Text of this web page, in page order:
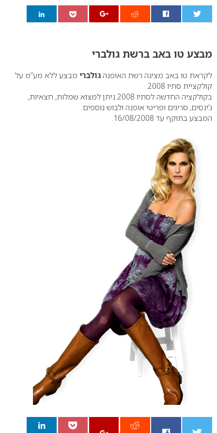
מבצע טו באב ברשת גולברי
לקראת טו באב מציגה רשת האופנהגולברי מבצע ללא מע”מ על
קולקציית סתיו 2008.
בקולקציה החדשה לסתיו 2008 ניתן למצוא שמלות, חצאיות,
ג’ינסים, סריגים ופריטי אופנה ולבוש נוספים.
המבצע בתוקף עד 16/08/2008.